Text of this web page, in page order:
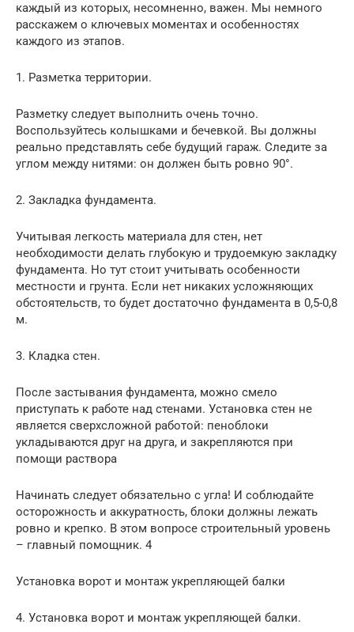
каждый из которых, несомненно, важен. Мы немного
расскажем о ключевых моментах и особенностях
каждого из этапов.
1. Разметка территории.
Разметку следует выполнить очень точно.
Воспользуйтесь колышками и бечевкой. Вы должны
реально представлять себе будущий гараж. Следите за
углом между нитями: он должен быть ровно 90°.
2. Закладка фундамента.
Учитывая легкость материала для стен, нет
необходимости делать глубокую и трудоемкую закладку
фундамента. Но тут стоит учитывать особенности
местности и грунта. Если нет никаких усложняющих
обстоятельств, то будет достаточно фундамента в 0,5-0,8
м.
3. Кладка стен.
После застывания фундамента, можно смело
приступать к работе над стенами. Установка стен не
является сверхсложной работой: пеноблоки
укладываются друг на друга, и закрепляются при
помощи раствора
Начинать следует обязательно с угла! И соблюдайте
осторожность и аккуратность, блоки должны лежать
ровно и крепко. В этом вопросе строительный уровень
– главный помощник. 4
Установка ворот и монтаж укрепляющей балки
4. Установка ворот и монтаж укрепляющей балки.